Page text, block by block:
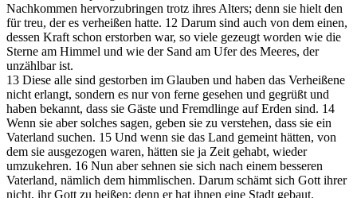
Nachkommen hervorzubringen trotz ihres Alters; denn sie hielt den
für treu, der es verheißen hatte. 12 Darum sind auch von dem einen,
dessen Kraft schon erstorben war, so viele gezeugt worden wie die
Sterne am Himmel und wie der Sand am Ufer des Meeres, der
unzählbar ist.
13 Diese alle sind gestorben im Glauben und haben das Verheißene
nicht erlangt, sondern es nur von ferne gesehen und gegrüßt und
haben bekannt, dass sie Gäste und Fremdlinge auf Erden sind. 14
Wenn sie aber solches sagen, geben sie zu verstehen, dass sie ein
Vaterland suchen. 15 Und wenn sie das Land gemeint hätten, von
dem sie ausgezogen waren, hätten sie ja Zeit gehabt, wieder
umzukehren. 16 Nun aber sehnen sie sich nach einem besseren
Vaterland, nämlich dem himmlischen. Darum schämt sich Gott ihrer
nicht, ihr Gott zu heißen; denn er hat ihnen eine Stadt gebaut.